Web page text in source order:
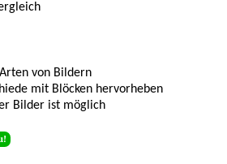
von Bildern
mit Blöcken hervorheben
Bilder ist möglich